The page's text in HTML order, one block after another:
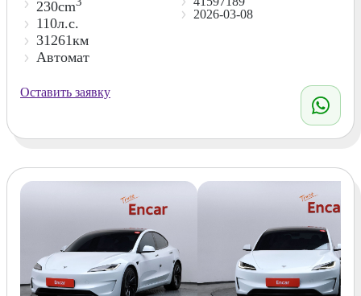
230cm
110л.с.
31261км
Автомат
2026-03-08
Оставить заявку